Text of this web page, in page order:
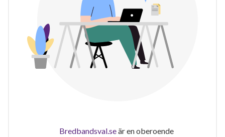
Bredbandsval.seär en oberoende